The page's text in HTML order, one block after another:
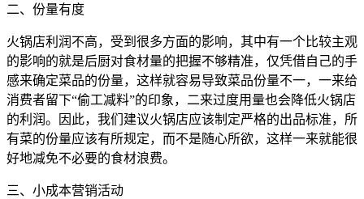
二、份量有度
火锅店利润不高，受到很多方面的影响，其中有一个比较主观
的影响的就是后厨对食材量的把握不够精准，仅凭借自己的手
感来确定菜品的份量，这样就容易导致菜品份量不一，一来给
消费者留下“偷工减料”的印象，二来过度用量也会降低火锅店
的利润。因此，我们建议火锅店应该制定严格的出品标准，所
有菜的份量应该有所规定，而不是随心所欲，这样一来就能很
好地减免不必要的食材浪费。
三、小成本营销活动